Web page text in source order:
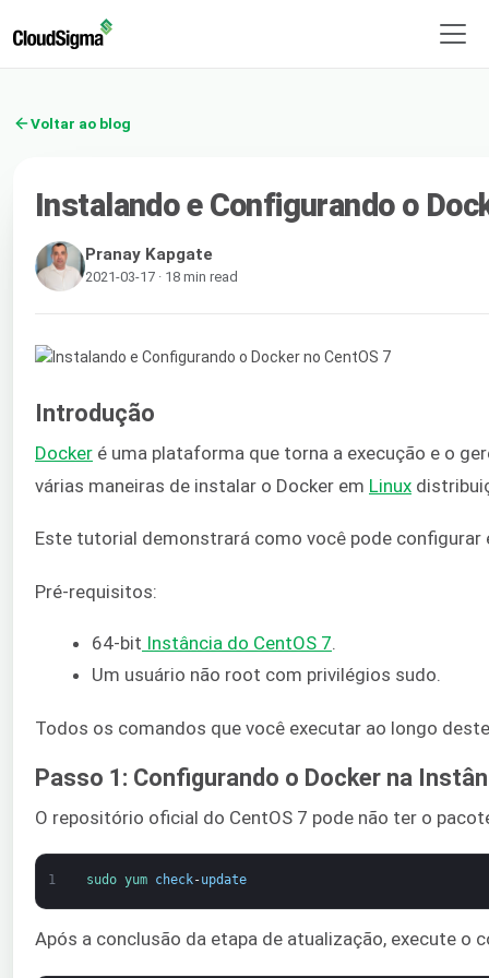
Voltar ao blog
Instalando e Configurando o
Pranay Kapgate
2021-03-17 · 18 min read
Introdução
Docker é uma plataforma que torna a execução e o
várias maneiras de instalar o Docker em Linux
Este tutorial demonstrará como você pode configurar
Pré-requisitos:
64-bit Instância do CentOS 7.
Um usuário não root com privilégios sudo.
Todos os comandos que você executar ao longo
Passo 1: Configurando o Docker na
O repositório oficial do CentOS 7 pode não ter o
1 sudo yum check-update
Após a conclusão da etapa de atualização, execute o